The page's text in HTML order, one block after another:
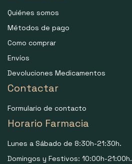
Quiénes somos
Métodos de pago
Como comprar
Envíos
Devoluciones Medicamentos
Contactar
Formulario de contacto
Horario Farmacia
Lunes a Sábado de 8:30h-21:30h.
Domingos y Festivos: 10:00h-21:00h.